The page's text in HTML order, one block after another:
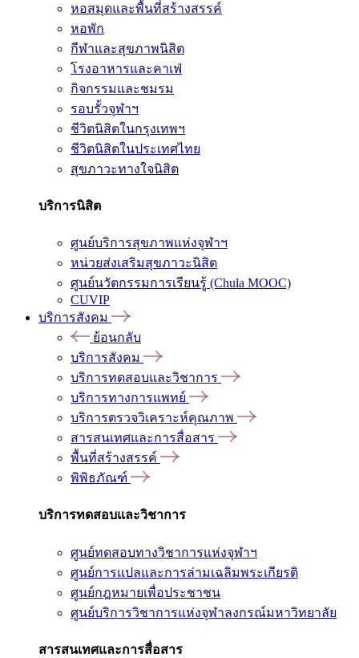
หอสมุดและพื้นที่สร้างสรรค์
หอพัก
กีฬาและสุขภาพนิสิต
โรงอาหารและคาเฟ่
กิจกรรมและชมรม
รอบรั้วจุฬาฯ
ชีวิตนิสิตในกรุงเทพฯ
ชีวิตนิสิตในประเทศไทย
สุขภาวะทางใจนิสิต
บริการนิสิต
ศูนย์บริการสุขภาพแห่งจุฬาฯ
หน่วยส่งเสริมสุขภาวะนิสิต
ศูนย์นวัตกรรมการเรียนรู้ (Chula MOOC)
CUVIP
บริการสังคม
ย้อนกลับ
บริการสังคม
บริการทดสอบและวิชาการ
บริการทางการแพทย์
บริการตรวจวิเคราะห์คุณภาพ
สารสนเทศและการสื่อสาร
พื้นที่สร้างสรรค์
พิพิธภัณฑ์
บริการทดสอบและวิชาการ
ศูนย์ทดสอบทางวิชาการแห่งจุฬาฯ
ศูนย์การแปลและการล่ามเฉลิมพระเกียรติ
ศูนย์กฎหมายเพื่อประชาชน
ศูนย์บริการวิชาการแห่งจุฬาลงกรณ์มหาวิทยาลัย
สารสนเทศและการสื่อสาร